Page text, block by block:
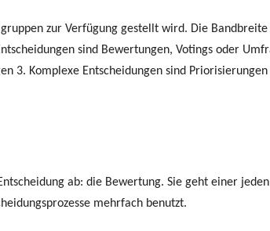
zur Verfügung gestellt wird. Die
sind Bewertungen, Votings oder
3. Komplexe Entscheidungen sind
ab: die Bewertung. Sie geht einer
mehrfach benutzt.